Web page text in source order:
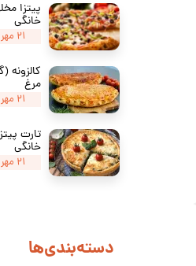
پیتزا
خانگی
۲۱ مهر ۰۳
کالزونه
مرغ
۲۱ مهر ۰۳
تارت
خانگی
۲۱ مهر ۰۳
دسته‌بندی‌ها